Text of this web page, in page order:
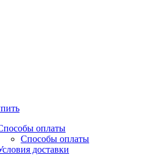
оплаты
Способы оплаты
доставки